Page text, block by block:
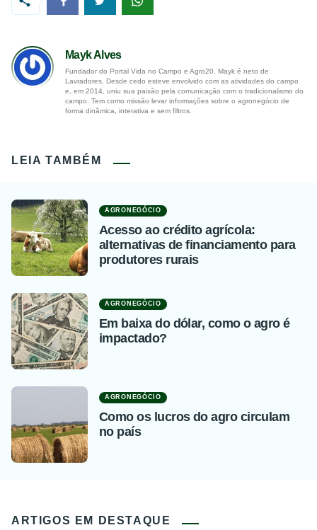
Mayk Alves
Fundador do Portal Vida no Campo e Agro20, Mayk é neto de
Lavradores. Desde cedo esteve envolvido com as atividades do campo
e, em 2014, uniu sua paixão pela comunicação com o tradicionalismo do
campo. Tem como missão levar informações sobre o agronegócio de
forma dinâmica, interativa e sem filtros.
LEIA TAMBÉM
AGRONEGÓCIO
Acesso ao crédito agrícola:
alternativas de financiamento para
produtores rurais
AGRONEGÓCIO
Em baixa do dólar, como o agro é
impactado?
AGRONEGÓCIO
Como os lucros do agro circulam
no país
ARTIGOS EM DESTAQUE